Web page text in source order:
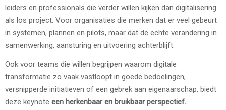
leiders en professionals die verder willen kijken dan digitalisering
als los project. Voor organisaties die merken dat er veel gebeurt
in systemen, plannen en pilots, maar dat de echte verandering in
samenwerking, aansturing en uitvoering achterblijft.
Ook voor teams die willen begrijpen waarom digitale
transformatie zo vaak vastloopt in goede bedoelingen,
versnipperde initiatieven of een gebrek aan eigenaarschap, biedt
deze keynote een herkenbaar en bruikbaar perspectief.